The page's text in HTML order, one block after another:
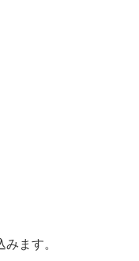
ます。